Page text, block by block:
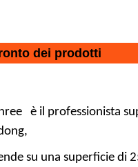
dei prodotti
è il professionista
su una superficie di